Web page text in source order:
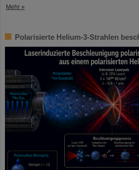
Mehr »
Polarisierte Helium-3-Strahlen